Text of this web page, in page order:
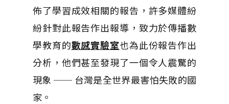
佈了學習成效相關的報告，許多媒體紛
紛針對此報告作出報導，致力於傳播數
學教育的數感實驗室也為此份報告作出
分析，他們甚至發現了一個令人震驚的
現象 ── 台灣是全世界最害怕失敗的國
家。